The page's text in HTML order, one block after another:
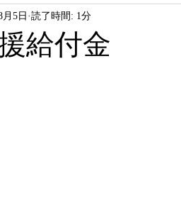
給付金
月5日 読了時間: 1分